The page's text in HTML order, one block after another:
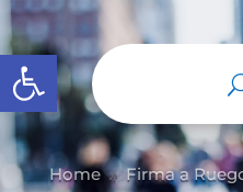
Abrir barra de
Home 9 Firma a